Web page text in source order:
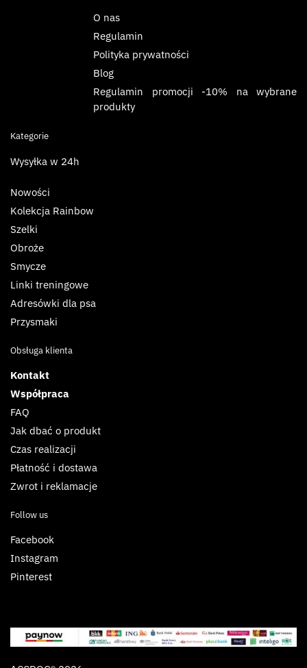
O nas
Regulamin
Polityka prywatności
Blog
Regulamin promocji -10% na wybrane
produkty
Kategorie
Wysyłka w 24h
Nowości
Kolekcja Rainbow
Szelki
Obroże
Smycze
Linki treningowe
Adresówki dla psa
Przysmaki
Obsługa klienta
Kontakt
Współpraca
FAQ
Jak dbać o produkt
Czas realizacji
Płatność i dostawa
Zwrot i reklamacje
Follow us
Facebook
Instagram
Pinterest